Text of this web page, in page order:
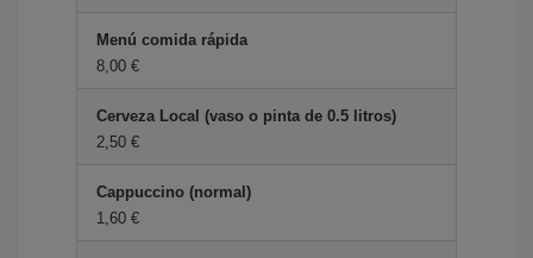
Menú comida rápida
8,00 €
Cerveza Local (vaso o pinta de 0.5 litros)
2,50 €
Cappuccino (normal)
1,60 €